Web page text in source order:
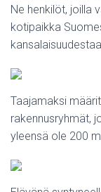
Ne henkilöt, joilla
kotipaikka
Taajamaksi
rakennusryhmät,
yleensä ole 200